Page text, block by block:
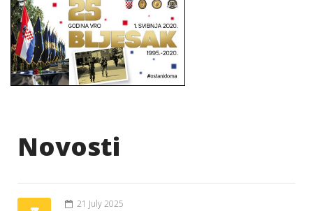
Novosti
21 July 2025